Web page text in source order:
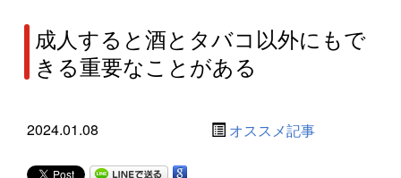
成人すると酒とタバコ以外にもで
きる重要なことがある
2024.01.08 オススメ記事